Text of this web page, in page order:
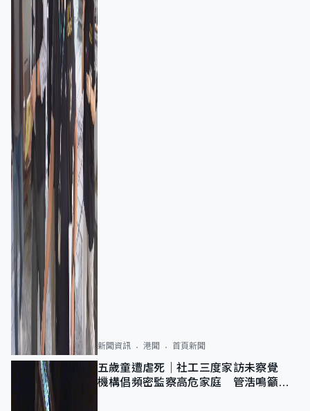
新聞資訊 港聞 首頁新聞
五歲童遭虐死｜社工三度家訪未察覺
機構倡頻密監察高危家庭 管浩鳴籲加